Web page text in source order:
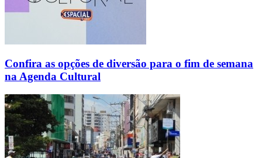
Confira as opções de diversão para o fim de semana
na Agenda Cultural